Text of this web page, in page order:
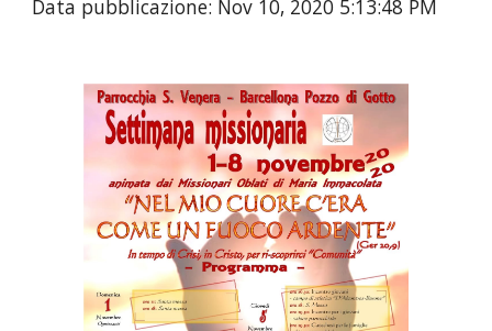
Data pubblicazione: Nov 10, 2020 5:13:48 PM